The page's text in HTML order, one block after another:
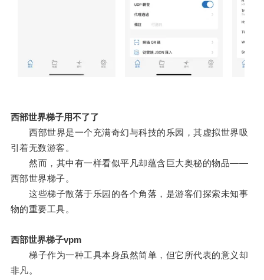
西部世界梯子用不了了
西部世界是一个充满奇幻与科技的乐园，其虚拟世界吸
引着无数游客。
然而，其中有一样看似平凡却蕴含巨大奥秘的物品——
西部世界梯子。
这些梯子散落于乐园的各个角落，是游客们探索未知事
物的重要工具。
西部世界梯子vpm
梯子作为一种工具本身虽然简单，但它所代表的意义却
非凡。